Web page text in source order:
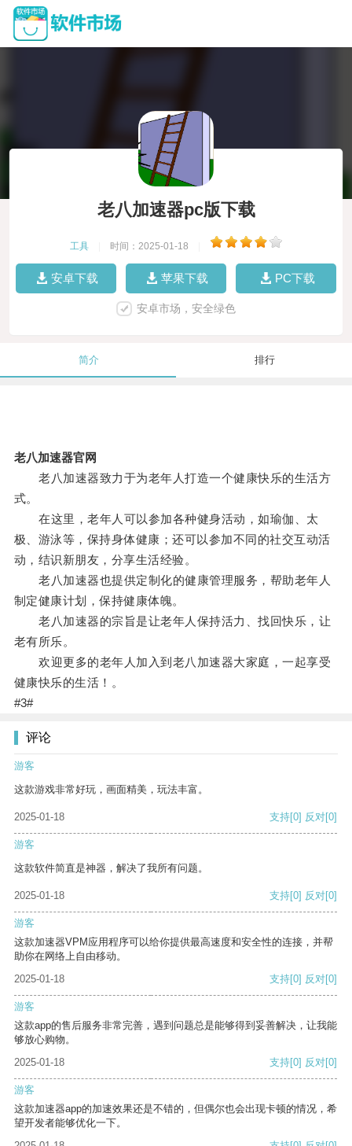
老八加速器pc版下载
工具 时间：2025-01-18
安卓下载 苹果下载 PC下载
安卓市场，安全绿色
简介 排行
老八加速器官网
老八加速器致力于为老年人打造一个健康快乐的生活方
式。
在这里，老年人可以参加各种健身活动，如瑜伽、太
极、游泳等，保持身体健康；还可以参加不同的社交互动活
动，结识新朋友，分享生活经验。
老八加速器也提供定制化的健康管理服务，帮助老年人
制定健康计划，保持健康体魄。
老八加速器的宗旨是让老年人保持活力、找回快乐，让
老有所乐。
欢迎更多的老年人加入到老八加速器大家庭，一起享受
健康快乐的生活！。
#3#
评论
游客
这款游戏非常好玩，画面精美，玩法丰富。
2025-01-18 支持[0] 反对[0]
游客
这款软件简直是神器，解决了我所有问题。
2025-01-18 支持[0] 反对[0]
游客
这款加速器VPM应用程序可以给你提供最高速度和安全性的连接，并帮
助你在网络上自由移动。
2025-01-18
支持[0] 反对[0]
游客
这款app的售后服务非常完善，遇到问题总是能够得到妥善解决，让我能
够放心购物。
2025-01-18
支持[0] 反对[0]
游客
这款加速器app的加速效果还是不错的，但偶尔也会出现卡顿的情况，希
望开发者能够优化一下。